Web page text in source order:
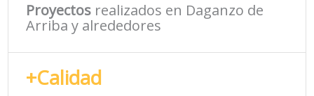
Proyectos realizados en Daganzo de
Arriba y alrededores
+Calidad